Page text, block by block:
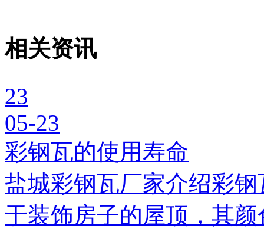
相关资讯
23
05-23
彩钢瓦的使用寿命
盐城彩钢瓦厂家介绍彩
于装饰房子的屋顶，其